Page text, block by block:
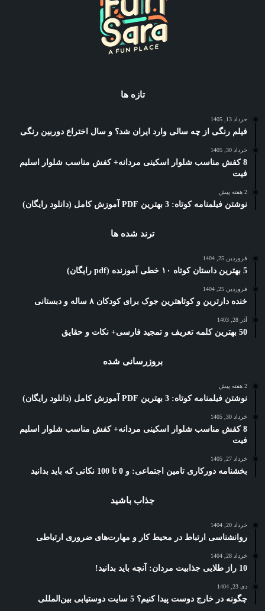
تازه ها
خرداد 13, 1405
فیلم رنگی از چه سالی وارد ایران شد؟ و سال اختراع دوربین رنگی
خرداد 30, 1405
8 کفش مناسب شلوار اسکینی مردانه+ کفش مناسب شلوار اسلیم
فیت
2 هفته پیش
نوشتن فیلمنامه کوتاه: 3 بهترین PDF آموزش کامل (دانلود رایگان)
ترند شده ها
فروردین 25, 1404
5 بهترین داستان کوتاه ۱۰ خطی آموزنده (pdf رایگان)
فروردین 25, 1404
خنده دارترین و کوتاهترین جوک برای کودکان ۸ ساله و دبستانی
آذر 28, 1403
50 بهترین کلمه تعریف و تمجید فارسی+ نکات و حقایق
بروزرسانی شده
2 هفته پیش
نوشتن فیلمنامه کوتاه: 3 بهترین PDF آموزش کامل (دانلود رایگان)
خرداد 30, 1405
8 کفش مناسب شلوار اسکینی مردانه+ کفش مناسب شلوار اسلیم
فیت
خرداد 27, 1405
بخشنامه دورکاری تامین اجتماعی: و 0 تا 100 نکاتی که باید بدانید
جذاب باشید
خرداد 20, 1404
روانشناسی ارتباط در محیط کار و مهارت‌های ضروری ارتباطی
خرداد 28, 1404
10 راز طلایی جذابیت مردان: آنچه باید بدانید!
دی 23, 1404
چگونه در خارج دوست پیدا کنیم؟ 5 سایت دوستیابی بین‌المللی